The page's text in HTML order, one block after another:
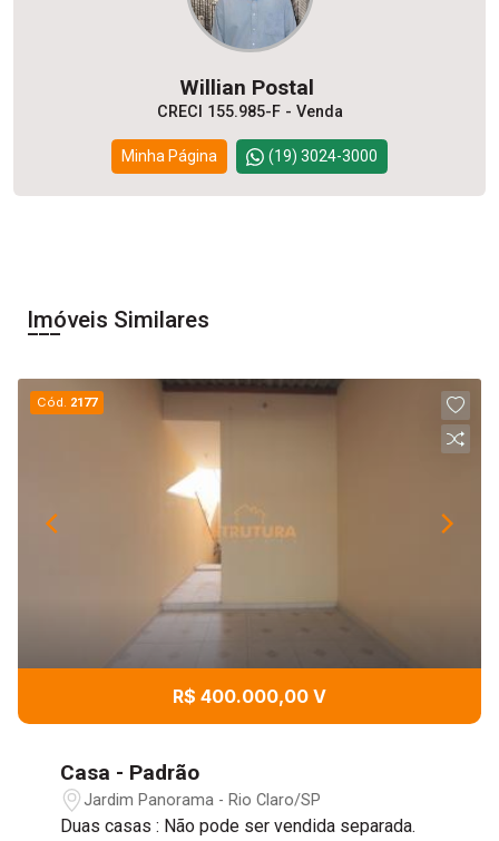
Willian Postal
CRECI 155.985-F - Venda
Minha Página (19) 3024-3000
Imóveis Similares
Cód. 2177
R$ 400.000,00 V
Casa - Padrão
Jardim Panorama - Rio Claro/SP
Duas casas : Não pode ser vendida separada.